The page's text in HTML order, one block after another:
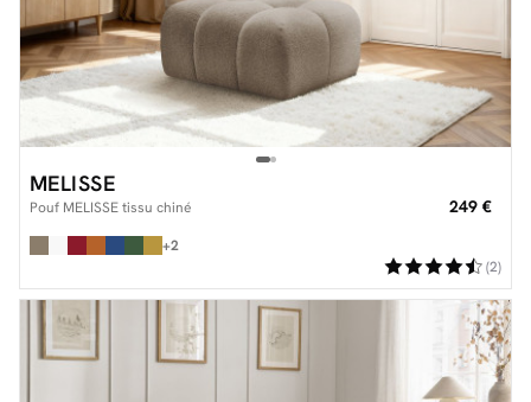
MELISSE
Pouf MELISSE tissu chiné 249 €
+2
(2)